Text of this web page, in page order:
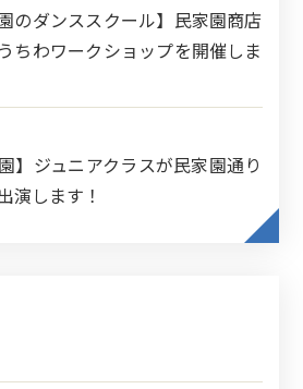
のダンススクール】民家園商店
ちわワークショップを開催しま
】ジュニアクラスが民家園通り
演します！